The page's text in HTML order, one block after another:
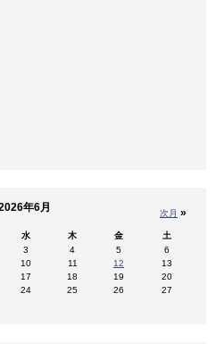
次月 »
年6月
水 木 金
土
3 4 5
6
10 11 12
13
17 18 19
20
24 25 26
27